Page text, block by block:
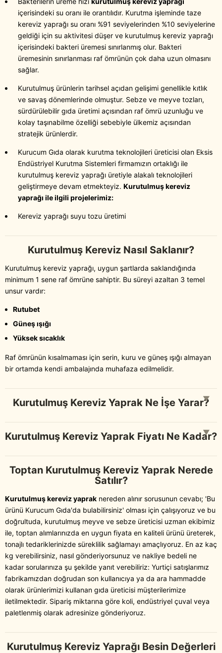
içerisindeki su oranı ile orantılıdır. Kurutma işleminde taze
kereviz yaprağı su oranı %91 seviyelerinden %10 seviyelerine
geldiği için su aktivitesi düşer ve kurutulmuş kereviz yaprağı
içerisindeki bakteri üremesi sınırlanmış olur. Bakteri
üremesinin sınırlanması raf ömrünün çok daha uzun olmasını
sağlar.
Kurutulmuş ürünlerin tarihsel açıdan gelişimi genellikle kıtlık
ve savaş dönemlerinde olmuştur. Sebze ve meyve tozları,
sürdürülebilir gıda üretimi açısından raf ömrü uzunluğu ve
kolay taşınabilme özelliği sebebiyle ülkemiz açısından
stratejik ürünlerdir.
Kurucum Gıda olarak kurutma teknolojileri üreticisi olan Eksis
Endüstriyel Kurutma Sistemleri firmamızın ortaklığı ile
kurutulmuş kereviz yaprağı üretiyle alakalı teknolojileri
geliştirmeye devam etmekteyiz. Kurutulmuş kereviz
yaprağı ile ilgili projelerimiz:
Kereviz yaprağı suyu tozu üretimi
Kurutulmuş Kereviz Nasıl Saklanır?
Kurutulmuş kereviz yaprağı, uygun şartlarda saklandığında
minimum 1 sene raf ömrüne sahiptir. Bu süreyi azaltan 3 temel
unsur vardır:
Rutubet
Güneş ışığı
Yüksek sıcaklık
Raf ömrünün kısalmaması için serin, kuru ve güneş ışığı almayan
bir ortamda kendi ambalajında muhafaza edilmelidir.
Kurutulmuş Kereviz Yaprak Ne İşe Yarar?
▼
Kurutulmuş Kereviz Yaprak Fiyatı Ne Kadar?
▼
Toptan Kurutulmuş Kereviz Yaprak Nerede
Satılır?
Kurutulmuş kereviz yaprak nereden alınır sorusunun cevabı; 'Bu
ürünü Kurucum Gıda'da bulabilirsiniz' olması için çalışıyoruz ve bu
doğrultuda, kurutulmuş meyve ve sebze üreticisi uzman ekibimiz
ile, toptan alımlarınızda en uygun fiyata en kaliteli ürünü üreterek,
tonajlı tedariklerinizde süreklilik sağlamayı amaçlıyoruz. En az kaç
kg verebilirsiniz, nasıl gönderiyorsunuz ve nakliye bedeli ne
kadar sorularınıza şu şekilde yanıt verebiliriz: Yurtiçi satışlarımız
fabrikamızdan doğrudan son kullanıcıya ya da ara hammadde
olarak ürünlerimizi kullanan gıda üreticisi müşterilerimize
iletilmektedir. Sipariş miktarına göre koli, endüstriyel çuval veya
paletlenmiş olarak adresinize gönderiyoruz.
Kurutulmuş Kereviz Yaprağı Besin Değerleri